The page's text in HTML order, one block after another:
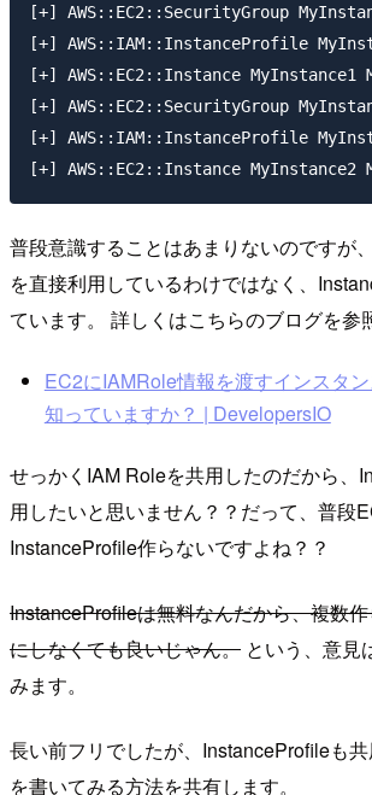
[+] AWS::EC2::SecurityGroup
[+] AWS::IAM::InstanceProfile
[+] AWS::EC2::Instance MyInstance1
[+] AWS::EC2::SecurityGroup
[+] AWS::IAM::InstanceProfile
普段意識することはあまりないのですが
を直接利用しているわけではなく、
ています。 詳しくはこちらのブログを参
EC2にIAMRole情報を渡すインスタ
知っていますか？ | DevelopersIO
せっかくIAM Roleを共用したのだから、
用したいと思いません？？だって、普段
InstanceProfile作らないですよね？？
InstanceProfileは無料なんだから、複数
にしなくても良いじゃん。 という、意見
みます。
長い前フリでしたが、InstanceProfileも
を書いてみる方法を共有します。